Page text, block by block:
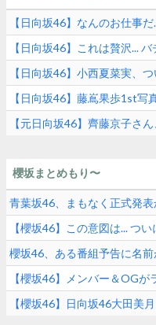
【日向坂46】なんのお仕事
【日向坂46】これは贅沢...
【日向坂46】小西夏菜実、
【日向坂46】藤嶌果歩1st写
【元日向坂46】齊藤京子さ
櫻坂まとめもり〜
青葉坂46、まもなく正式発表
【櫻坂46】この意図は... つ
櫻坂46、ある番組予告に名前
【櫻坂46】メンバー＆OGが
【櫻坂46】日向坂46大田美